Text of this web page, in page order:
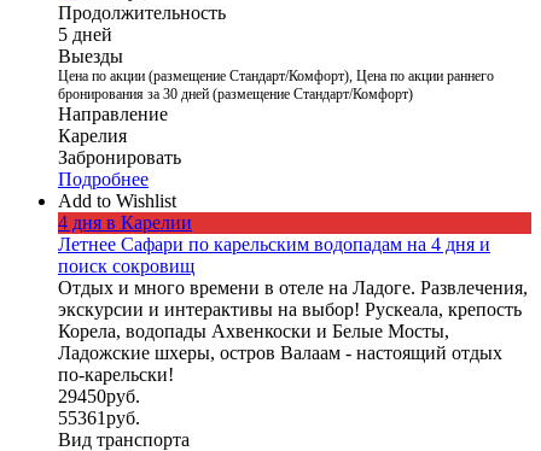
Продолжительность
5 дней
Выезды
Цена по акции (размещение Стандарт/Комфорт), Цена по акции раннего
бронирования за 30 дней (размещение Стандарт/Комфорт)
Направление
Карелия
Забронировать
Подробнее
Add to Wishlist
4 дня в Карелии
Летнее Сафари по карельским водопадам на 4 дня и
поиск сокровищ
Отдых и много времени в отеле на Ладоге. Развлечения,
экскурсии и интерактивы на выбор! Рускеала, крепость
Корела, водопады Ахвенкоски и Белые Мосты,
Ладожские шхеры, остров Валаам - настоящий отдых
по-карельски!
29450руб.
55361руб.
Вид транспорта